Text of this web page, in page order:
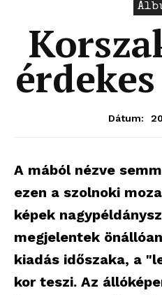
Dátum:
A mából nézve
ezen a szolnoki
képek
megjelentek
kiadás időszaka, a
kor teszi. Az